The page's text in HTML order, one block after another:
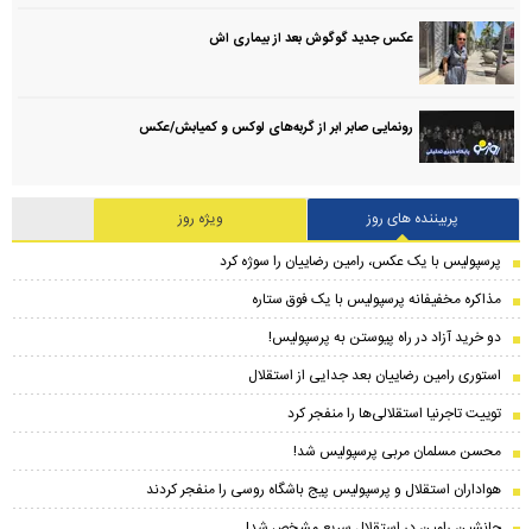
عکس جدید گوگوش بعد از بیماری اش
رونمایی صابر ابر از گربه‌های لوکس و کمیابش/عکس
پربیننده های روز
ویژه روز
پرسپولیس با یک عکس، رامین رضاییان را سوژه کرد
مذاکره مخفیفانه پرسپولیس با یک فوق ستاره
دو خرید آزاد در راه پیوستن به پرسپولیس!
استوری رامین رضاییان بعد جدایی از استقلال
توییت تاجرنیا استقلالی‌ها را منفجر کرد
محسن مسلمان مربی پرسپولیس شد!
هواداران استقلال و پرسپولیس پیج باشگاه روسی را منفجر کردند